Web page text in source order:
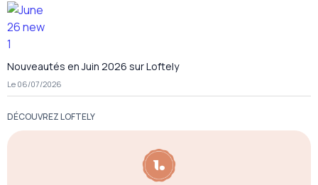
Nouveautés en Juin 2026 sur Loftely
Le 06/07/2026
DÉCOUVREZ LOFTELY